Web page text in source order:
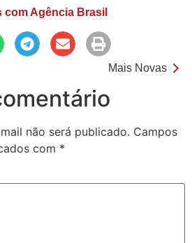
com Agência Brasil
Mais Novas
não será publicado. Campos
com *